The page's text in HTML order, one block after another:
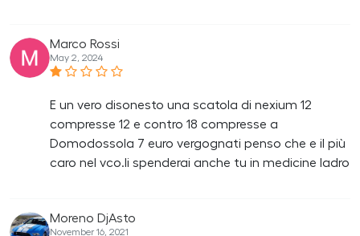
Marco Rossi
May 2, 2024
E un vero disonesto una scatola di nexium 12
compresse 12 e contro 18 compresse a
Domodossola 7 euro vergognati penso che e il più
caro nel vco.li spenderai anche tu in medicine ladro
Moreno DjAsto
November 16, 2021